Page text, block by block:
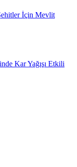
İçin Mevlit
Kar Yağışı Etkili